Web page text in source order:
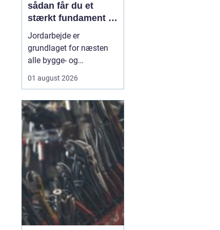
sådan får du et
stærkt fundament til
dit projekt
Jordarbejde er
grundlaget for næsten
alle bygge- og
solidt og korrekt udført
hverken indkørsel,
terrasse, kloak eller
haveanlæg særlig
længe. Når dusø...
01 august 2026